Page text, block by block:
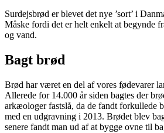
Surdejsbrød er blevet det nye ’sort’ i
Måske for­di det er helt enkelt at begynde
og vand.
Bagt brød
Brød har været en del af vores fødevarer
Allerede for 14.000 år siden bagtes der
arkæologer fastslå, da de fandt forkullede
med en udgrav­ning i 2013. Brødet blev
senere fandt man ud af at bygge ovne til